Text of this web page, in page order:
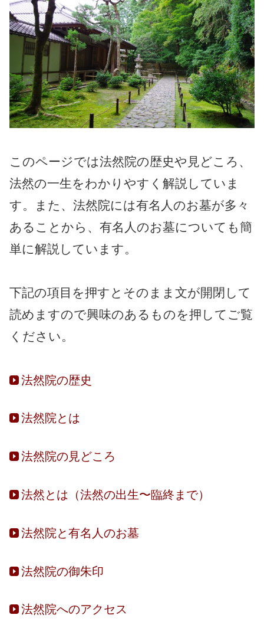
このページでは法然院の歴史や見どころ、
法然の一生をわかりやすく解説していま
す。また、法然院には有名人のお墓が多々
あることから、有名人のお墓についても簡
単に解説しています。
下記の項目を押すとそのまま文が開閉して
読めますので興味のあるものを押してご覧
ください。
法然院の歴史
法然院とは
法然院の見どころ
法然とは（法然の出生〜臨終まで）
法然院と有名人のお墓
法然院の御朱印
法然院へのアクセス